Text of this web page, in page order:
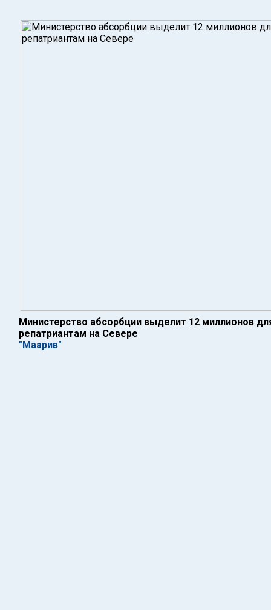
Министерство абсорбции выделит 12 миллионов
репатриантам на Севере
"Маарив"